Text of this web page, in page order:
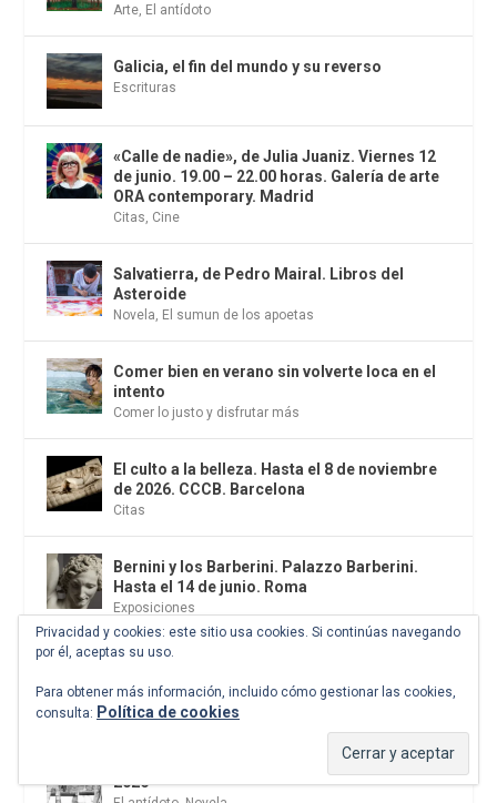
Arte, El antídoto
Galicia, el fin del mundo y su reverso
Escrituras
«Calle de nadie», de Julia Juaniz. Viernes 12
de junio. 19.00 – 22.00 horas. Galería de arte
ORA contemporary. Madrid
Citas, Cine
Salvatierra, de Pedro Mairal. Libros del
Asteroide
Novela, El sumun de los apoetas
Comer bien en verano sin volverte loca en el
intento
Comer lo justo y disfrutar más
El culto a la belleza. Hasta el 8 de noviembre
de 2026. CCCB. Barcelona
Citas
Bernini y los Barberini. Palazzo Barberini.
Hasta el 14 de junio. Roma
Exposiciones
Infante. La primavera llega sin hacer ruido
Fotografía
«A veinte años, Luz», de Elsa Osorio. Siruela,
2026
Privacidad y cookies: este sitio usa cookies. Si continúas navegando
por él, aceptas su uso.
Para obtener más información, incluido cómo gestionar las cookies,
consulta: Política de cookies